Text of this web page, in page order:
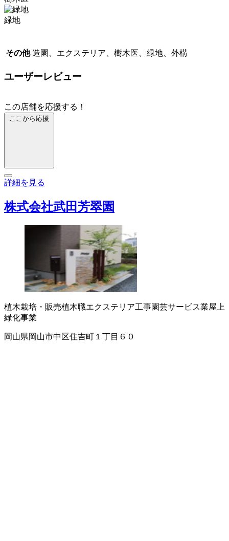
緑地
その他 造園、エクステリア、樹木医、緑地、外構
ユーザーレビュー
この店舗を応援する！
ここから応援
詳細を見る
株式会社武田芳翠園
植木栽培・販売植木職エクステリア工事園芸サービス業屋上
緑化事業
岡山県岡山市中区住吉町１丁目６０